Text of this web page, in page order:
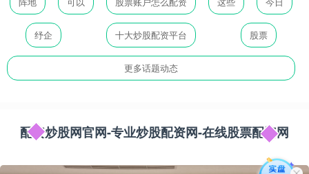
纾企 十大炒股配资平台 股票
更多话题动态
配资炒股网官网-专业炒股配资网-在线股票配资网